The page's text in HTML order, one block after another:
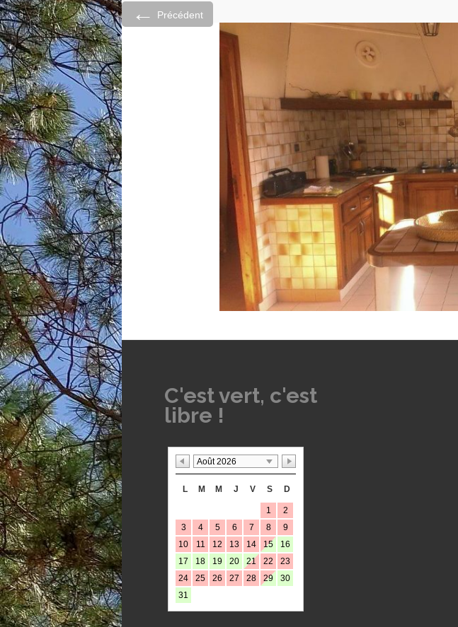
← Précédent
C'est vert, c'est
libre !
Août 2026
L M M J V S D
1
2
3
4 5 6 7 8
9
10
11 12 13 14 15
16
17
18 19 20 21 22
23
24
25 26 27 28 29
30
31